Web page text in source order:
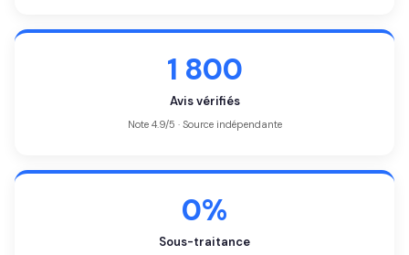
1 800
Avis vérifiés
Note 4.9/5 · Source indépendante
0%
Sous-traitance